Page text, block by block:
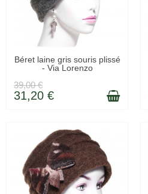
LIVRAISON 48H
Béret laine gris souris plissé
- Via Lorenzo
39,00 €
31,20 €